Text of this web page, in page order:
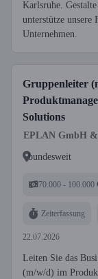
Karlsruhe.
unterstütze unsere
Unternehmen.
Gruppenleiter
Solutions
EPLAN GmbH
bundesweit
70.000 - 100.000
Zeiterfassung
22.07.2026
Leiten Sie das
(m/w/d) im